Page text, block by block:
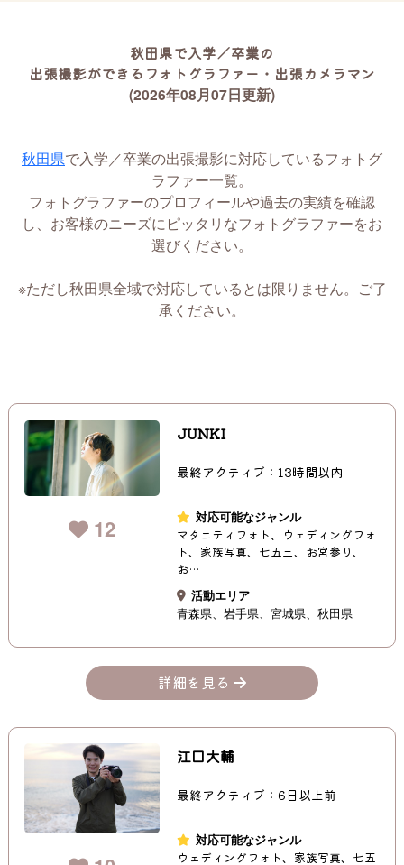
秋田県で入学／卒業の
出張撮影ができるフォトグラファー・出張カメラマン
(2026年08月07日更新)
秋田県で入学／卒業の出張撮影に対応しているフォトグ
ラファー一覧。
フォトグラファーのプロフィールや過去の実績を確認
し、お客様のニーズにピッタリなフォトグラファーをお
選びください。
※ただし秋田県全域で対応しているとは限りません。ご了
承ください。
12
JUNKI
最終アクティブ：13時間以内
対応可能なジャンル
マタニティフォト、ウェディングフォ
ト、家族写真、七五三、お宮参り、
お…
活動エリア
青森県
岩手県 宮城県 秋田県
詳細を見る
江口大輔
最終アクティブ：6日以上前
対応可能なジャンル
ウェディングフォト、家族写真、七五